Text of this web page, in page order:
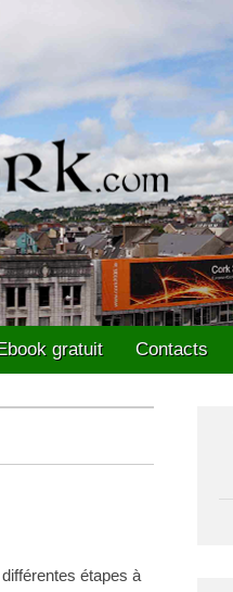
gratuit Contacts
étapes à